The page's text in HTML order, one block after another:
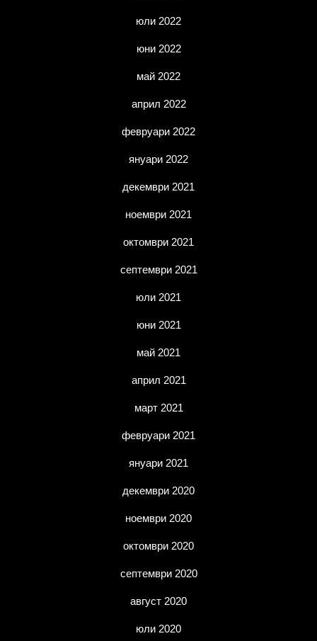
юли 2022
юни 2022
май 2022
април 2022
февруари 2022
януари 2022
декември 2021
ноември 2021
октомври 2021
септември 2021
юли 2021
юни 2021
май 2021
април 2021
март 2021
февруари 2021
януари 2021
декември 2020
ноември 2020
октомври 2020
септември 2020
август 2020
юли 2020